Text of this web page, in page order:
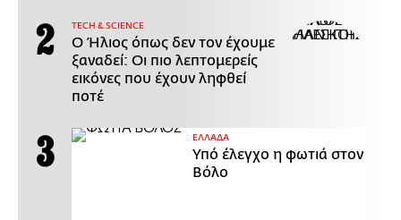
ΤECH & SCIENCE
Ο Ήλιος όπως δεν τον έχουμε
ξαναδεί: Οι πιο λεπτομερείς
εικόνες που έχουν ληφθεί
ποτέ
ΕΛΛΑΔΑ
Υπό έλεγχο η φωτιά στον
Βόλο